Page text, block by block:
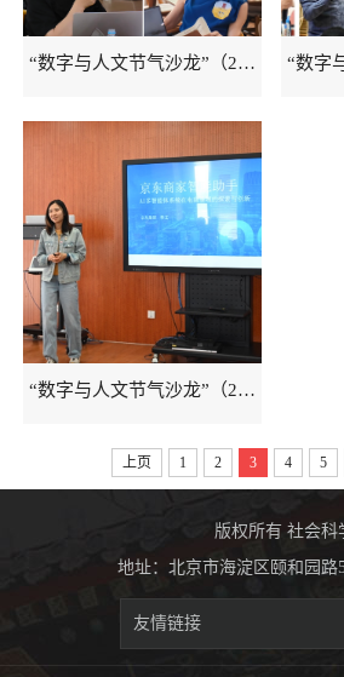
“数字与人文节气沙龙”（2024芒种...
“数字与人文节气沙龙”（2024谷雨...
上页 1 2 3 4 5
版权所有 社会科
地址：北京市海淀区颐和园路5
友情链接